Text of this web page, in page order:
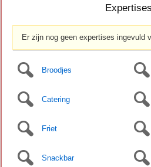
Expertises
Er zijn nog geen expertises ingevuld
Broodjes
Catering
Friet
Snackbar